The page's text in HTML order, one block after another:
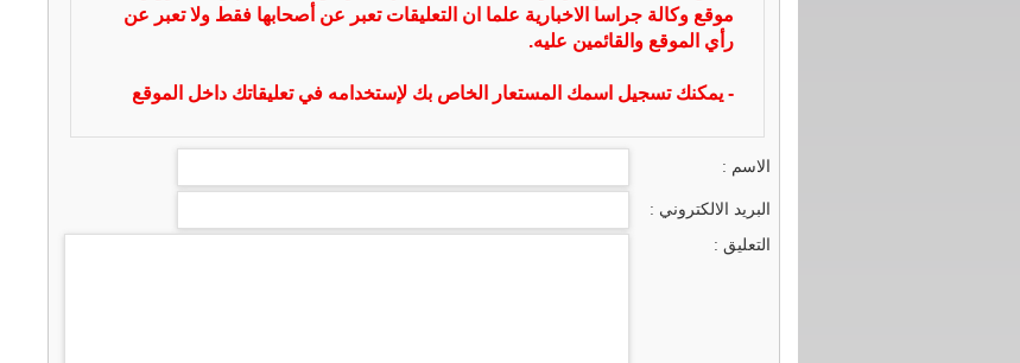
موقع وكالة جراسا الاخبارية علما ان التعليقات تعبر عن أصحابها فقط ولا تعبر عن
رأي الموقع والقائمين عليه.
- يمكنك تسجيل اسمك المستعار الخاص بك لإستخدامه في تعليقاتك داخل الموقع
الاسم :
البريد الالكتروني :
التعليق :